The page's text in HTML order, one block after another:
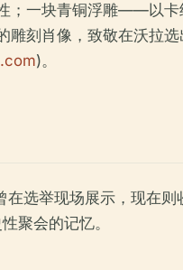
一块青铜浮雕——以卡
刻肖像，致敬在沃拉
)。
选举现场展示，现在
聚会的记忆。